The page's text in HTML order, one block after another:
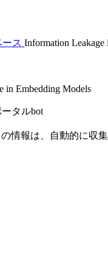
ス Information Leakage
in Embedding Models
タルbot
情報は、自動的に収集